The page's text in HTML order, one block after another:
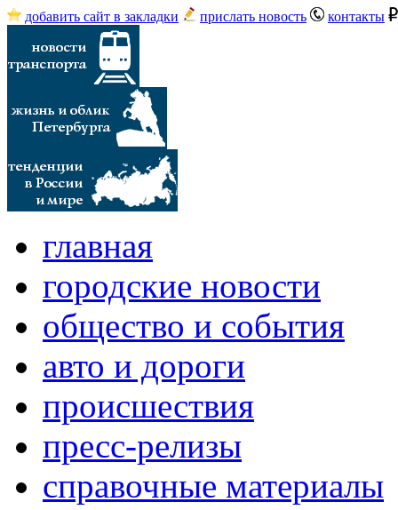
добавить сайт в закладки прислать новость контакты
главная
городские новости
общество и события
авто и дороги
происшествия
пресс-релизы
справочные материалы